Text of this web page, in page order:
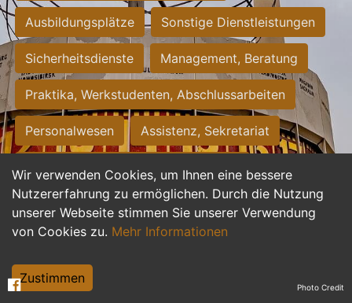
Wir verwenden Cookies, um Ihnen eine bessere
Nutzererfahrung zu ermöglichen. Durch die Nutzung
unserer Webseite stimmen Sie unserer Verwendung
von Cookies zu. Mehr Informationen
Zustimmen
Ausbildungsplätze Sonstige Dienstleistungen
Sicherheitsdienste Management, Beratung
Praktika, Werkstudenten, Abschlussarbeiten
Personalwesen Assistenz, Sekretariat
Hilfskräfte, Aushilfs- und Nebenjobs
Einkauf, Logistik, Materialwirtschaft
Weiterbildung, Studium, duale Ausbildung
Tourismus
Photo Credit